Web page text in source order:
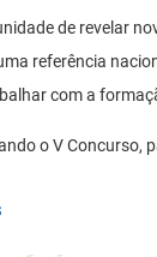
de revelar
referência
com a
o V Concurso,